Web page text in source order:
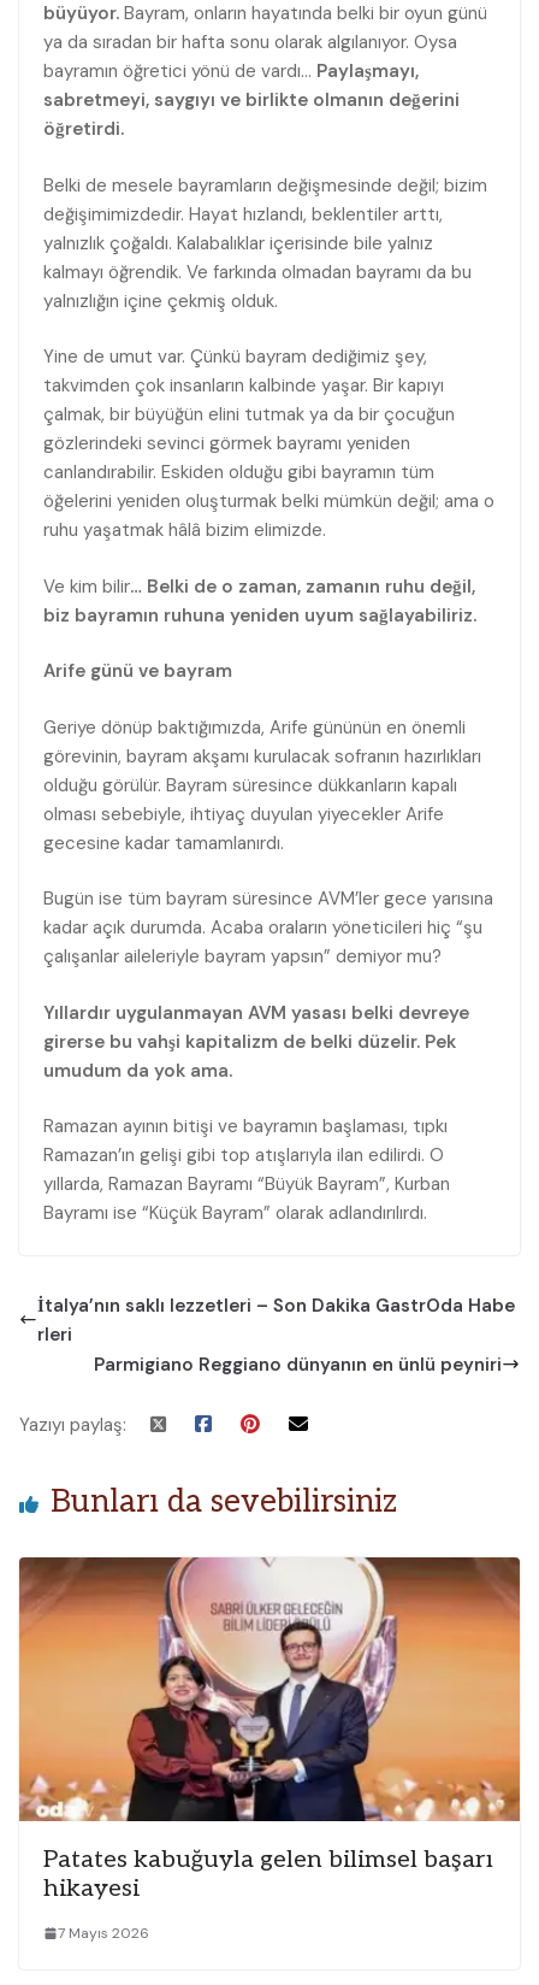
büyüyor. Bayram, onların hayatında belki bir oyun günü
ya da sıradan bir hafta sonu olarak algılanıyor. Oysa
bayramın öğretici yönü de vardı… Paylaşmayı,
sabretmeyi, saygıyı ve birlikte olmanın değerini
öğretirdi.
Belki de mesele bayramların değişmesinde değil; bizim
değişimimizdedir. Hayat hızlandı, beklentiler arttı,
yalnızlık çoğaldı. Kalabalıklar içerisinde bile yalnız
kalmayı öğrendik. Ve farkında olmadan bayramı da bu
yalnızlığın içine çekmiş olduk.
Yine de umut var. Çünkü bayram dediğimiz şey,
takvimden çok insanların kalbinde yaşar. Bir kapıyı
çalmak, bir büyüğün elini tutmak ya da bir çocuğun
gözlerindeki sevinci görmek bayramı yeniden
canlandırabilir. Eskiden olduğu gibi bayramın tüm
öğelerini yeniden oluşturmak belki mümkün değil; ama o
ruhu yaşatmak hâlâ bizim elimizde.
Ve kim bilir… Belki de o zaman, zamanın ruhu değil,
biz bayramın ruhuna yeniden uyum sağlayabiliriz.
Arife günü ve bayram
Geriye dönüp baktığımızda, Arife gününün en önemli
görevinin, bayram akşamı kurulacak sofranın hazırlıkları
olduğu görülür. Bayram süresince dükkanların kapalı
olması sebebiyle, ihtiyaç duyulan yiyecekler Arife
gecesine kadar tamamlanırdı.
Bugün ise tüm bayram süresince AVM’ler gece yarısına
kadar açık durumda. Acaba oraların yöneticileri hiç “şu
çalışanlar aileleriyle bayram yapsın” demiyor mu?
Yıllardır uygulanmayan AVM yasası belki devreye
girerse bu vahşi kapitalizm de belki düzelir. Pek
umudum da yok ama.
Ramazan ayının bitişi ve bayramın başlaması, tıpkı
Ramazan’ın gelişi gibi top atışlarıyla ilan edilirdi. O
yıllarda, Ramazan Bayramı “Büyük Bayram”, Kurban
Bayramı ise “Küçük Bayram” olarak adlandırılırdı.
İtalya’nın saklı lezzetleri – Son Dakika GastrOda Habe
rleri
Parmigiano Reggiano dünyanın en ünlü peyniri
Yazıyı paylaş:
Bunları da sevebilirsiniz
Patates kabuğuyla gelen bilimsel başarı
hikayesi
7 Mayıs 2026